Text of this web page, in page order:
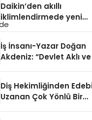
Daikin’den akıllı
iklimlendirmede yeni
dönem: Madoka Plus
İş İnsanı-Yazar Doğan
Akdeniz: “Devlet Aklı
Diş Hekimliğinden
Uzanan Çok Yönlü Bir